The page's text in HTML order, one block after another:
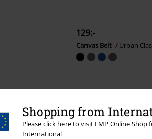
Shopping from
Please click here to visit EMP Online
International
129:-
Canvas Belt Urban